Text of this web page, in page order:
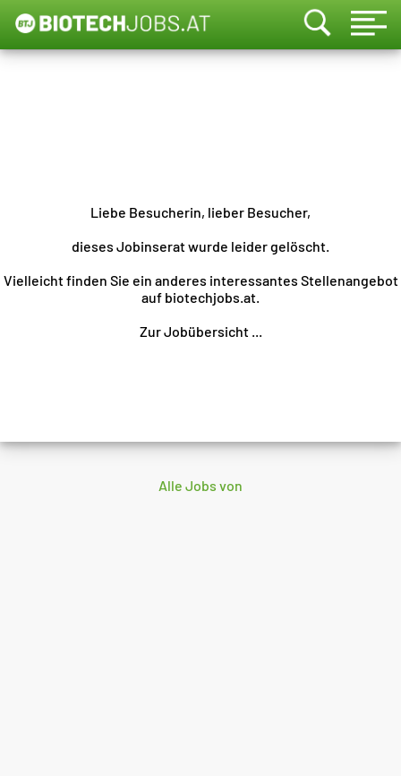
Liebe Besucherin, lieber Besucher,
dieses Jobinserat wurde leider gelöscht.
Vielleicht finden Sie ein anderes interessantes Stellenangebot
auf biotechjobs.at.
Zur Jobübersicht ...
Alle Jobs von